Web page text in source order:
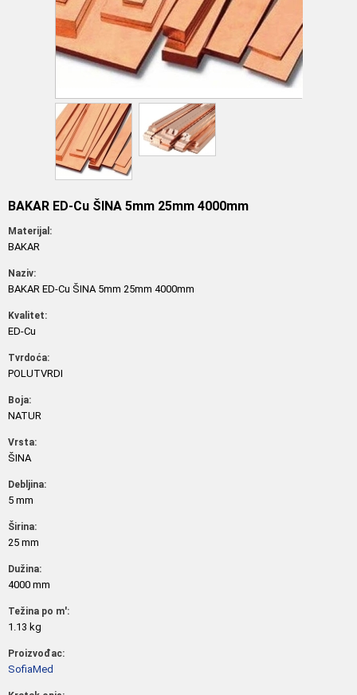
BAKAR ED-Cu ŠINA 5mm 25mm 4000mm
Materijal:
BAKAR
Naziv:
BAKAR ED-Cu ŠINA 5mm 25mm 4000mm
Kvalitet:
ED-Cu
Tvrdoća:
POLUTVRDI
Boja:
NATUR
Vrsta:
ŠINA
Debljina:
5 mm
Širina:
25 mm
Dužina:
4000 mm
Težina po m':
1.13 kg
Proizvođac:
SofiaMed